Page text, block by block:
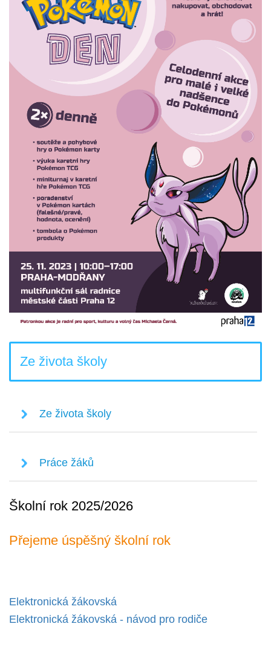
Ze života školy
Ze života školy
Práce žáků
Školní rok 2025/2026
Přejeme úspěšný školní rok
Elektronická žákovská
Elektronická žákovská - návod pro rodiče